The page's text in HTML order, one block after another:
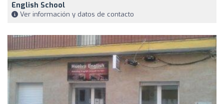
English School
Ver información y datos de contacto